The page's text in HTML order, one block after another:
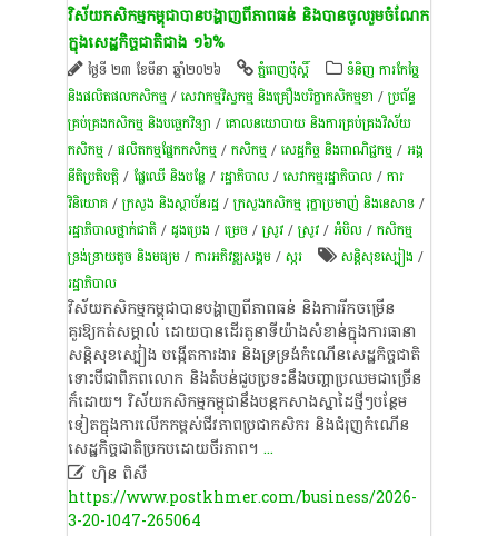
វិស័យកសិកម្មកម្ពុជាបានបង្ហាញពីភាពធន់ និងបាន​ចូល​រួម​ចំណែក​
ក្នុង​សេដ្ឋកិច្ច​ជាតិ​ជាង ១៦%
ថ្ងៃទី ២៣ ខែមីនា ឆ្នាំ២០២៦ ភ្នំពេញប៉ុស្តិ៍
ទំនិញ ការកែច្នៃ
និងផលិតផលកសិកម្ម/សេវាកម្មវិស្វកម្ម និងគ្រឿងបរិក្ខាកសិកម្មខា​ /ប្រព័ន្ធ
គ្រប់គ្រងកសិកម្ម និងបច្ចេកវិទ្យា /គោលនយោបាយ និងការគ្រប់គ្រងវិស័យ
កសិកម្ម/​ផលិតកម្ម​ផ្នែក​កសិកម្ម​/កសិកម្ម/សេដ្ឋកិច្ច និងពាណិជ្ជកម្ម/អង្គ
នីតិប្រតិបត្តិ/​ផ្លែឈើ និង​បន្លែ /រដ្ឋាភិបាល/សេវាកម្មរដ្ឋាភិបាល/ការ
វិនិយោគ/ក្រសួង និងស្ថាប័នរដ្ឋ/ក្រសួងកសិកម្ម រុក្ខាប្រមាញ់ និងនេសាទ/
រដ្ឋាភិបាលថ្នាក់ជាតិ/ដូង​ប្រេង /ម្រេច​/​ស្រូវ​/​ស្រូវ​/អំបិល/កសិកម្ម
ទ្រង់ទ្រាយតូច និងមធ្យម/ការ​អភិវឌ្ឍ​សង្គម/​ស្ករ សន្តិសុខ​ស្បៀង /
រដ្ឋាភិបាល
វិស័យកសិកម្មកម្ពុជាបានបង្ហាញពីភាពធន់ និងការរីកចម្រើន
គួរឱ្យកត់សម្គាល់ ដោយបានដើរតួនាទីយ៉ាងសំខាន់ក្នុងការធានា
សន្តិសុខស្បៀង បង្កើតការងារ និងទ្រទ្រង់កំណើនសេដ្ឋកិច្ចជាតិ
ទោះបីជាពិភពលោក និងតំបន់ជួបប្រទះនឹងបញ្ហាប្រឈមជាច្រើន
ក៏ដោយ។ វិស័យកសិកម្មកម្ពុជានឹងបន្តកសាងស្នាដៃថ្មីៗបន្ថែម
ទៀត​ក្នុងការលើកកម្ពស់ជីវភាពប្រជាកសិករ និងជំរុញកំណើន
សេដ្ឋកិច្ចជាតិប្រកបដោយចីរភាព។ ...
ហ៊ិន ពិសី
https://www.postkhmer.com/business/2026-
3-20-1047-265064